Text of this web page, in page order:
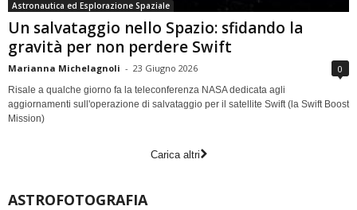
Astronautica ed Esplorazione Spaziale
Un salvataggio nello Spazio: sfidando la
gravità per non perdere Swift
Marianna Michelagnoli - 23 Giugno 2026 0
Risale a qualche giorno fa la teleconferenza NASA dedicata agli
aggiornamenti sull'operazione di salvataggio per il satellite Swift (la Swift Boost
Mission)
Carica altri
ASTROFOTOGRAFIA